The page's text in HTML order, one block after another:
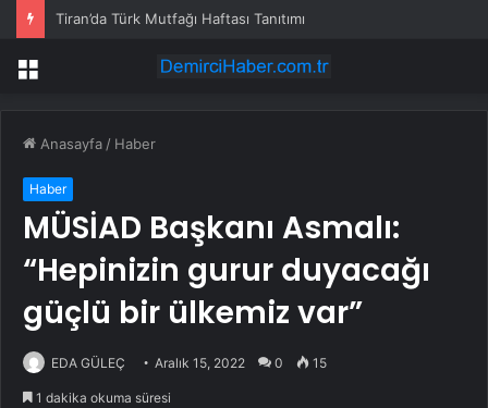
Tiran’da Türk Mutfağı Haftası Tanıtımı
Menü
Anasayfa / Haber
Haber
MÜSİAD Başkanı Asmalı:
“Hepinizin gurur duyacağı
güçlü bir ülkemiz var”
EDA GÜLEÇ Aralık 15, 2022 0 15
1 dakika okuma süresi